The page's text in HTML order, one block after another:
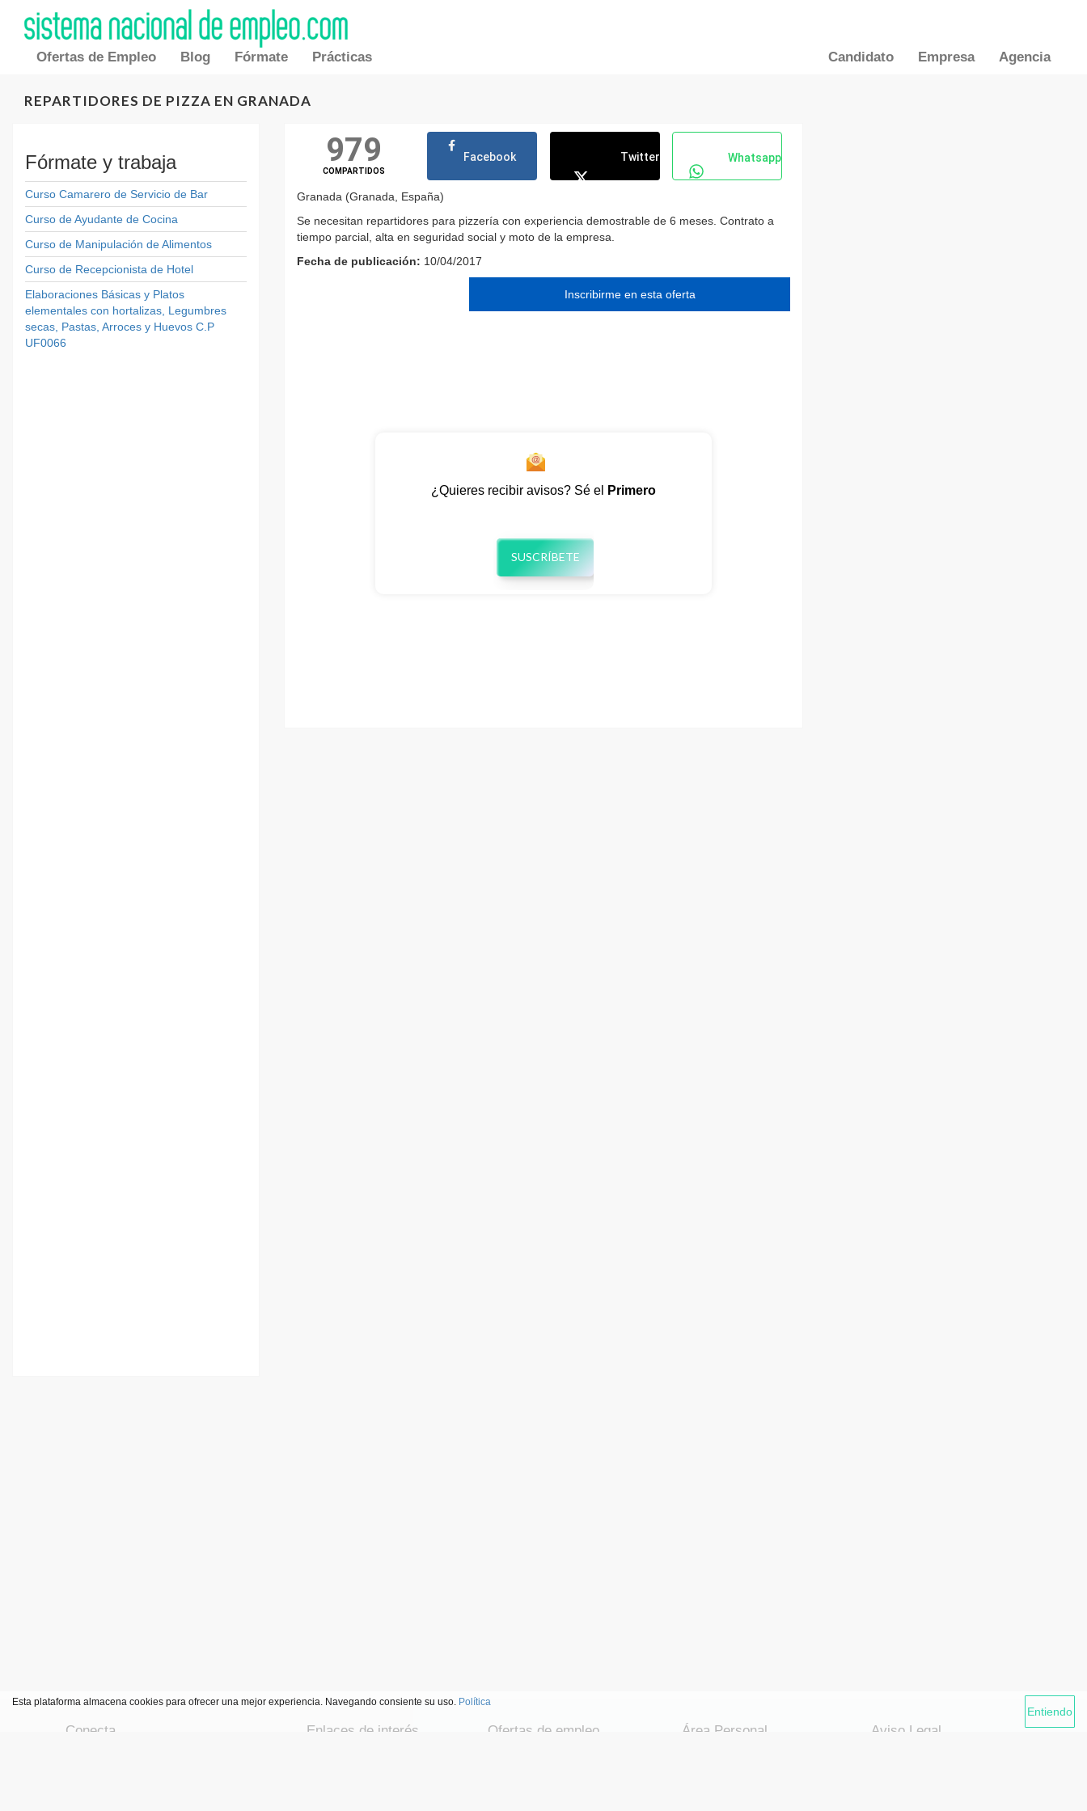
Esta plataforma almacena cookies para ofrecer una mejor experiencia. Navegando consiente su uso. Política
Entiendo
Ofertas de Empleo Blog Fórmate Prácticas Agencia
Empresa
Candidato
REPARTIDORES DE PIZZA EN GRANADA
Fórmate y trabaja
Curso Camarero de Servicio de Bar
Curso de Ayudante de Cocina
Curso de Manipulación de Alimentos
Curso de Recepcionista de Hotel
Elaboraciones Básicas y Platos
elementales con hortalizas, Legumbres
secas, Pastas, Arroces y Huevos C.P
UF0066
979
COMPARTIDOS
Facebook Twitter Whatsapp
Granada (Granada, España)
Se necesitan repartidores para pizzería con experiencia demostrable de 6 meses. Contrato a
tiempo parcial, alta en seguridad social y moto de la empresa.
Fecha de publicación: 10/04/2017
Inscribirme en esta oferta
¿Quieres recibir avisos? Sé el Primero
SUSCRÍBETE
Conecta Enlaces de interés Ofertas de empleo Área Personal Aviso Legal